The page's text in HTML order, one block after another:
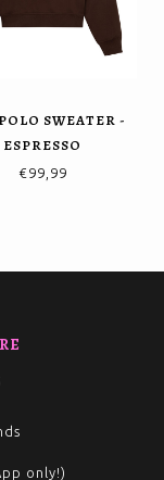
SWEATER -
ESPRESSO
€99,99
only!)